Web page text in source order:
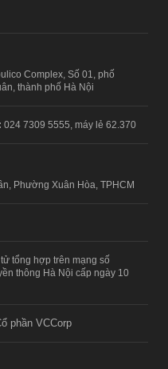
Complex, Số 01, phố
thành phố Hà Nội
024 7309 5555, máy lẻ 62.370
Phường Xuân Hòa, TPHCM
tổng hợp trên mạng số
thông Hà Nội cấp ngày 10
phần VCCorp